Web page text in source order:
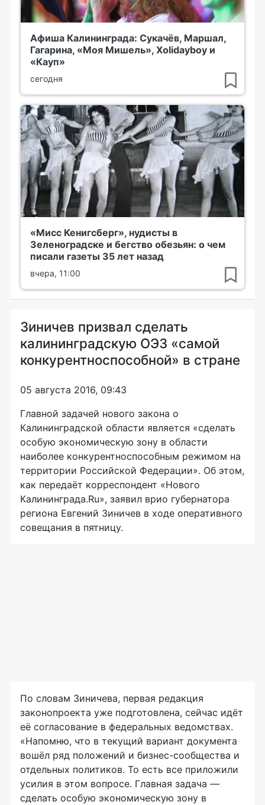
Афиша Калининграда: Сукачёв, Маршал,
Гагарина, «Моя Мишель», Xolidayboy и
«Кауп»
сегодня
«Мисс Кенигсберг», нудисты в
Зеленоградске и бегство обезьян: о чем
писали газеты 35 лет назад
вчера, 11:00
Зиничев призвал сделать
калининградскую ОЭЗ «самой
конкурентноспособной» в стране
05 августа 2016, 09:43
Главной задачей нового закона о
Калининградской области является «сделать
особую экономическую зону в области
наиболее конкурентноспособным режимом на
территории Российской Федерации». Об этом,
как передаёт корреспондент «Нового
Калининграда.Ru», заявил врио губернатора
региона Евгений Зиничев в ходе оперативного
совещания в пятницу.
По словам Зиничева, первая редакция
законопроекта уже подготовлена, сейчас идёт
её согласование в федеральных ведомствах.
«Напомню, что в текущий вариант документа
вошёл ряд положений и бизнес-сообщества и
отдельных политиков. То есть все приложили
усилия в этом вопросе. Главная задача —
сделать особую экономическую зону в